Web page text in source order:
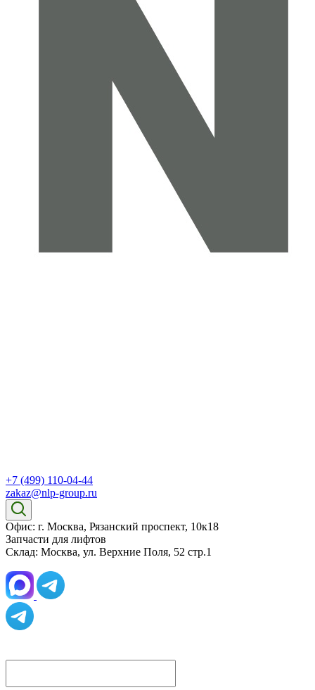
+7 (499) 110-04-44
zakaz@nlp-group.ru
Офис: г. Москва, Рязанский проспект, 10к18
Запчасти для лифтов
Склад: Москва, ул. Верхние Поля, 52 стр.1